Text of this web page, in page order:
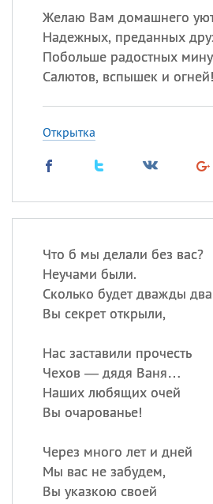
Желаю Вам домашнего
Надежных, преданных
Побольше радостных
Салютов, вспышек и огней!
Открытка
Что б мы делали без вас?
Неучами были.
Сколько будет дважды два
Вы секрет открыли,
Нас заставили прочесть
Чехов — дядя Ваня…
Наших любящих очей
Вы очарованье!
Через много лет и дней
Мы вас не забудем,
Вы указкою своей